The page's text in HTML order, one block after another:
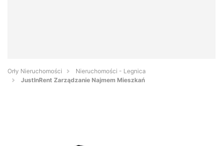
Orły Nieruchomości
Nieruchomości - Legnica
JustInRent Zarządzanie Najmem Mieszkań